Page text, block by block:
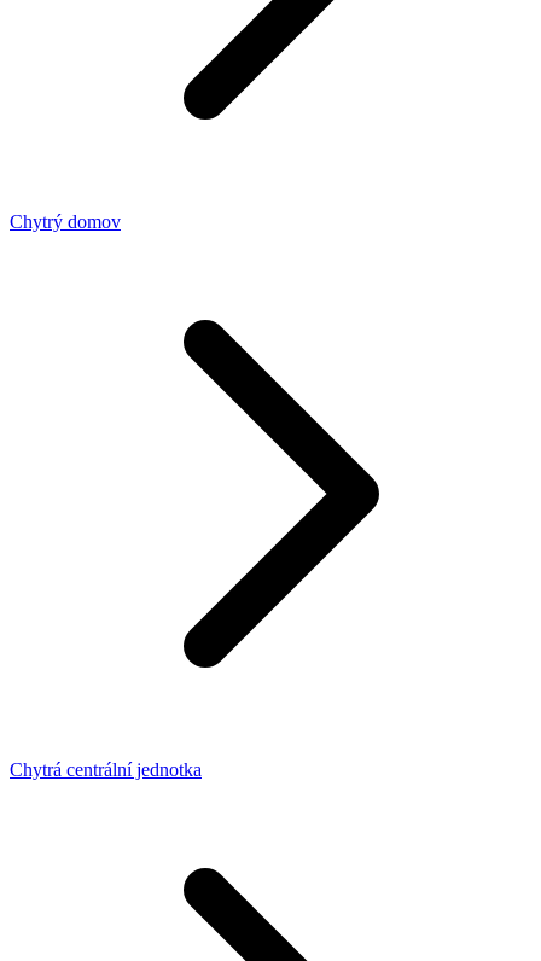
Chytrý domov
Chytrá centrální jednotka